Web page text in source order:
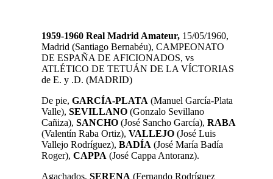
1959-1960 Real Madrid Amateur, 15/05/1960,
Madrid (Santiago Bernabéu), CAMPEONATO
DE ESPAÑA DE AFICIONADOS, vs
ATLÉTICO DE TETUÁN DE LA VÍCTORIAS
de E. y .D. (MADRID)
De pie, GARCÍA-PLATA (Manuel García-Plata
Valle), SEVILLANO (Gonzalo Sevillano
Cañiza), SANCHO (José Sancho García), RABA
(Valentín Raba Ortiz), VALLEJO (José Luis
Vallejo Rodríguez), BADÍA (José María Badía
Roger), CAPPA (José Cappa Antoranz).
Agachados, SERENA (Fernando Rodríguez